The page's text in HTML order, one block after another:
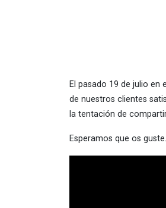
El pasado 19 de julio
de nuestros clientes
la tentación de
Esperamos que os guste.